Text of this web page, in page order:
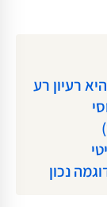
רעיון רע
נכון